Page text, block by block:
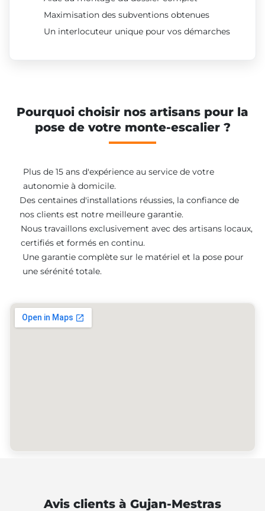
Maximisation des subventions obtenues
Un interlocuteur unique pour vos démarches
Pourquoi choisir nos artisans pour la
pose de votre monte-escalier ?
Plus de 15 ans d'expérience au service de votre
autonomie à domicile.
Des centaines d'installations réussies, la confiance de
nos clients est notre meilleure garantie.
Nous travaillons exclusivement avec des artisans locaux,
certifiés et formés en continu.
Une garantie complète sur le matériel et la pose pour
une sérénité totale.
Avis clients à Gujan-Mestras